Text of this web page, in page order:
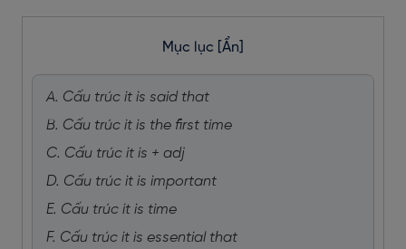
Mục lục [Ẩn]
A. Cấu trúc it is said that
B. Cấu trúc it is the first time
C. Cấu trúc it is + adj
D. Cấu trúc it is important
E. Cấu trúc it is time
F. Cấu trúc it is essential that